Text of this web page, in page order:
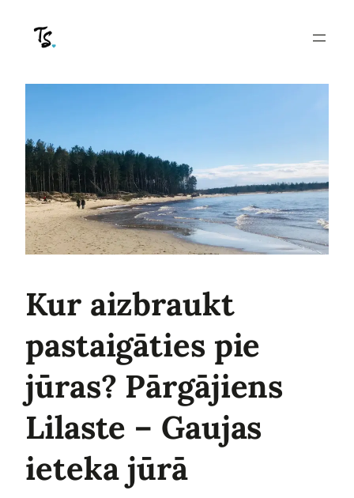
Kur aizbraukt
pastaigāties pie
jūras? Pārgājiens
Lilaste – Gaujas
ieteka jūrā